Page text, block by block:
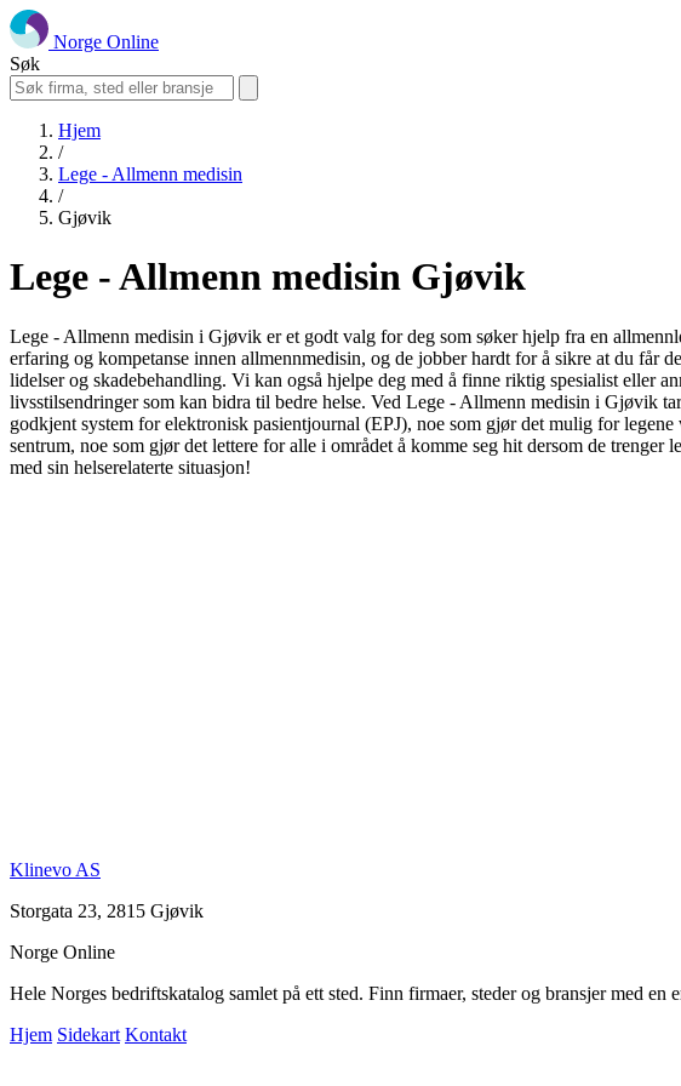
Norge Online
Søk
Hjem
/
Lege - Allmenn medisin
/
Gjøvik
Lege - Allmenn medisin Gjøvik
Lege - Allmenn medisin i Gjøvik er et godt valg for deg som søker hjelp fra en
erfaring og kompetanse innen allmennmedisin, og de jobber hardt for å sikre at du får
lidelser og skadebehandling. Vi kan også hjelpe deg med å finne riktig spesialist eller
livsstilsendringer som kan bidra til bedre helse. Ved Lege - Allmenn medisin i Gjøvik
godkjent system for elektronisk pasientjournal (EPJ), noe som gjør det mulig for
sentrum, noe som gjør det lettere for alle i området å komme seg hit dersom de
med sin helserelaterte situasjon!
Klinevo AS
Storgata 23, 2815 Gjøvik
Norge Online
Hele Norges bedriftskatalog samlet på ett sted. Finn firmaer, steder og bransjer med en
Hjem Sidekart Kontakt